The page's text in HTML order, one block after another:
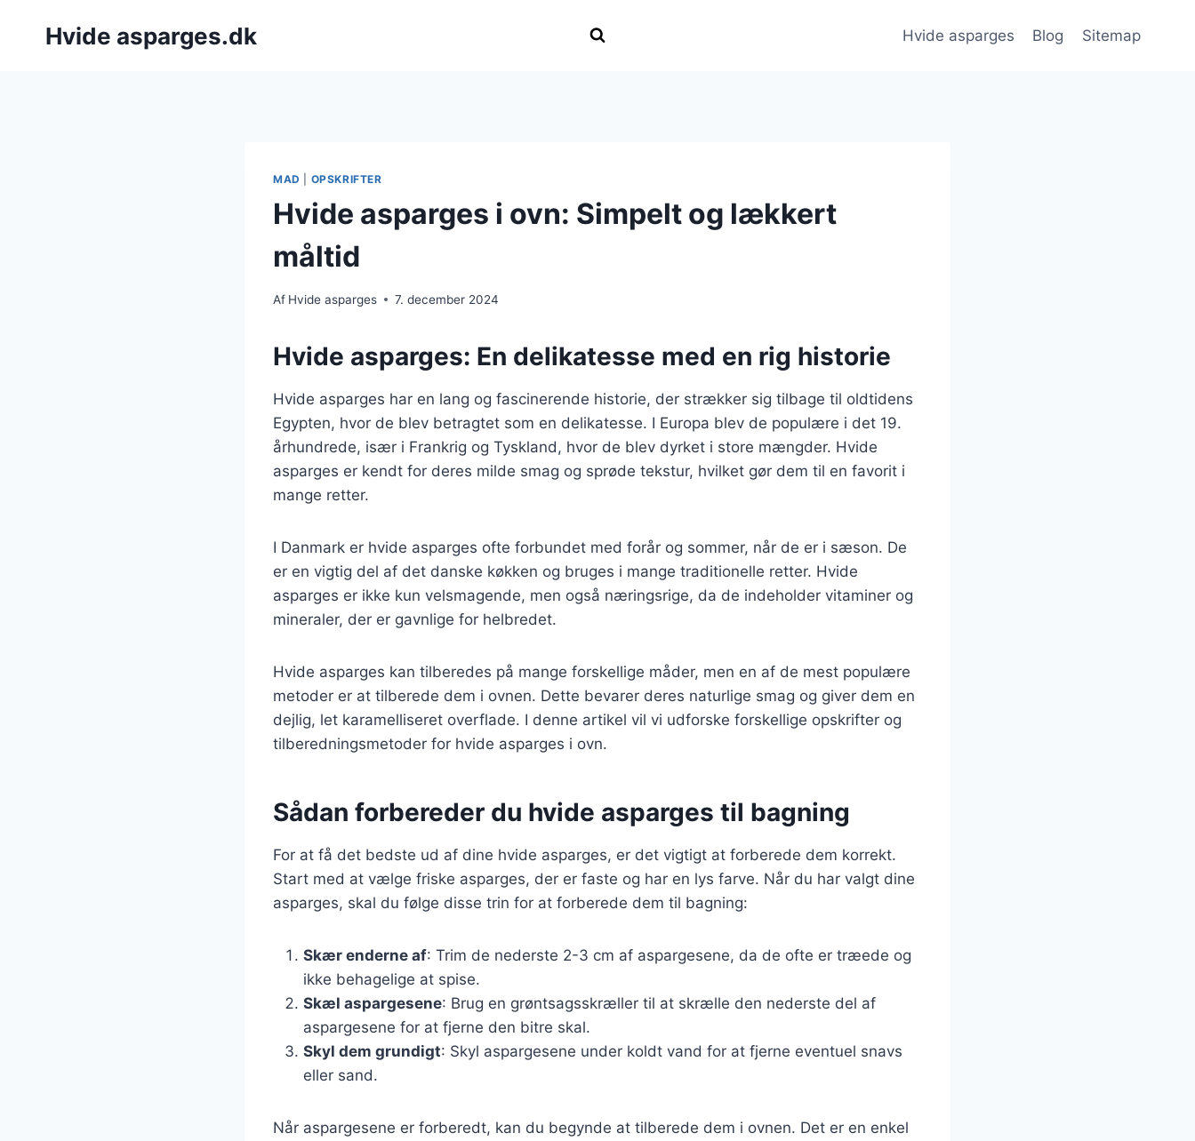
Hvide asparges.dk Hvide asparges Blog Sitemap
MAD OPSKRIFTER
Hvide asparges i ovn: Simpelt og lækkert
måltid
Af Hvide asparges 7. december 2024
Hvide asparges: En delikatesse med en rig historie
Hvide asparges har en lang og fascinerende historie, der strækker sig tilbage til oldtidens
Egypten, hvor de blev betragtet som en delikatesse. I Europa blev de populære i det 19.
århundrede, især i Frankrig og Tyskland, hvor de blev dyrket i store mængder. Hvide
asparges er kendt for deres milde smag og sprøde tekstur, hvilket gør dem til en favorit i
mange retter.
I Danmark er hvide asparges ofte forbundet med forår og sommer, når de er i sæson. De
er en vigtig del af det danske køkken og bruges i mange traditionelle retter. Hvide
asparges er ikke kun velsmagende, men også næringsrige, da de indeholder vitaminer og
mineraler, der er gavnlige for helbredet.
Hvide asparges kan tilberedes på mange forskellige måder, men en af de mest populære
metoder er at tilberede dem i ovnen. Dette bevarer deres naturlige smag og giver dem en
dejlig, let karamelliseret overflade. I denne artikel vil vi udforske forskellige opskrifter og
tilberedningsmetoder for hvide asparges i ovn.
Sådan forbereder du hvide asparges til bagning
For at få det bedste ud af dine hvide asparges, er det vigtigt at forberede dem korrekt.
Start med at vælge friske asparges, der er faste og har en lys farve. Når du har valgt dine
asparges, skal du følge disse trin for at forberede dem til bagning:
Skær enderne af: Trim de nederste 2-3 cm af aspargesene, da de ofte er træede og
ikke behagelige at spise.
Skæl aspargesene: Brug en grøntsagsskræller til at skrælle den nederste del af
aspargesene for at fjerne den bitre skal.
Skyl dem grundigt: Skyl aspargesene under koldt vand for at fjerne eventuel snavs
eller sand.
Når aspargesene er forberedt, kan du begynde at tilberede dem i ovnen. Det er en enkel